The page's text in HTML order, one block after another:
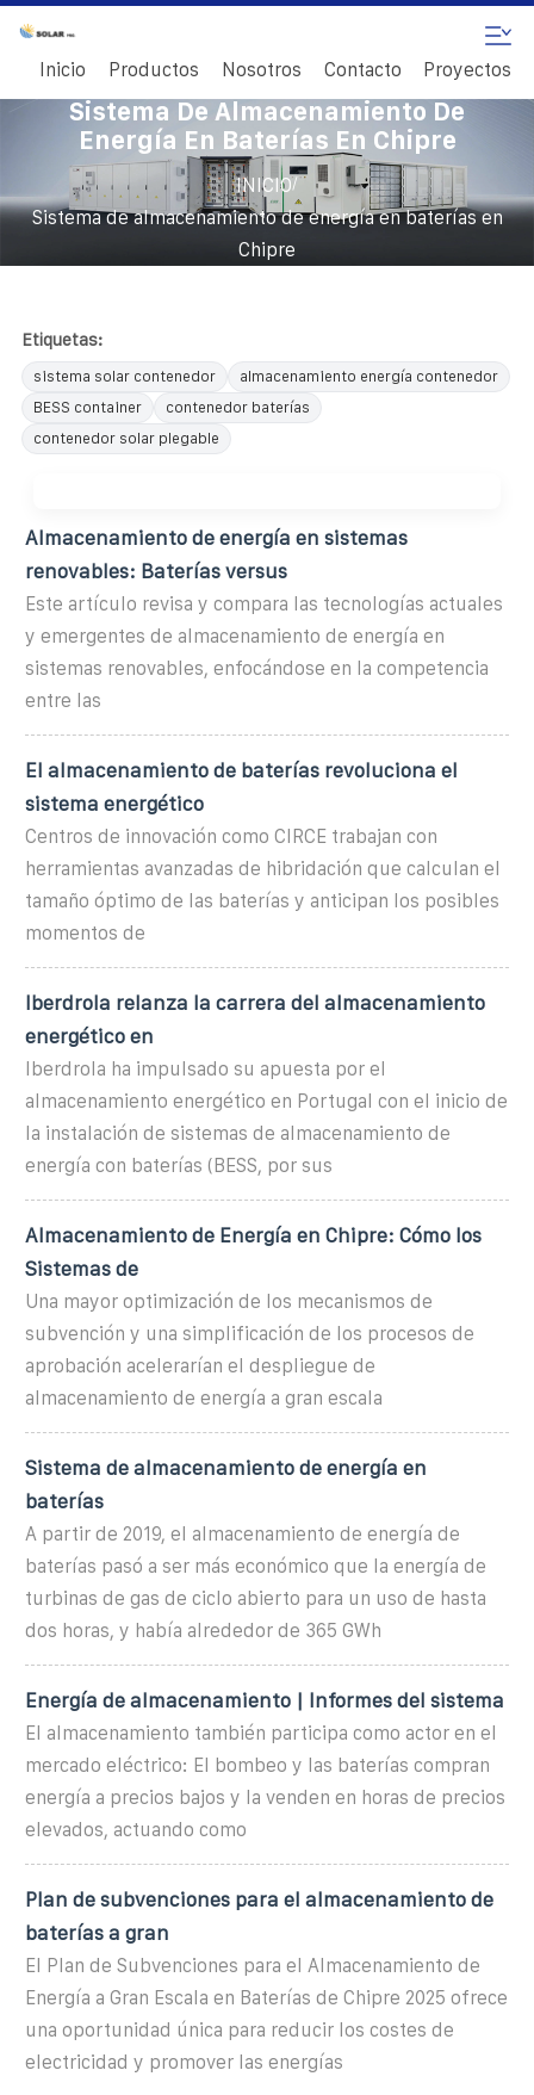
Inicio Productos Nosotros Contacto Proyectos
Sistema De Almacenamiento De
Energía En Baterías En Chipre
INICIO/
Sistema de almacenamiento de energía en baterías en
Chipre
Etiquetas:
sistema solar contenedor
almacenamiento energía contenedor
BESS container
contenedor baterías
contenedor solar plegable
Almacenamiento de energía en sistemas
renovables: Baterías versus
Este artículo revisa y compara las tecnologías actuales
y emergentes de almacenamiento de energía en
sistemas renovables, enfocándose en la competencia
entre las
El almacenamiento de baterías revoluciona el
sistema energético
Centros de innovación como CIRCE trabajan con
herramientas avanzadas de hibridación que calculan el
tamaño óptimo de las baterías y anticipan los posibles
momentos de
Iberdrola relanza la carrera del almacenamiento
energético en
Iberdrola ha impulsado su apuesta por el
almacenamiento energético en Portugal con el inicio de
la instalación de sistemas de almacenamiento de
energía con baterías (BESS, por sus
Almacenamiento de Energía en Chipre: Cómo los
Sistemas de
Una mayor optimización de los mecanismos de
subvención y una simplificación de los procesos de
aprobación acelerarían el despliegue de
almacenamiento de energía a gran escala
Sistema de almacenamiento de energía en
baterías
A partir de 2019, el almacenamiento de energía de
baterías pasó a ser más económico que la energía de
turbinas de gas de ciclo abierto para un uso de hasta
dos horas, y había alrededor de 365 GWh
Energía de almacenamiento | Informes del sistema
El almacenamiento también participa como actor en el
mercado eléctrico: El bombeo y las baterías compran
energía a precios bajos y la venden en horas de precios
elevados, actuando como
Plan de subvenciones para el almacenamiento de
baterías a gran
El Plan de Subvenciones para el Almacenamiento de
Energía a Gran Escala en Baterías de Chipre 2025 ofrece
una oportunidad única para reducir los costes de
electricidad y promover las energías